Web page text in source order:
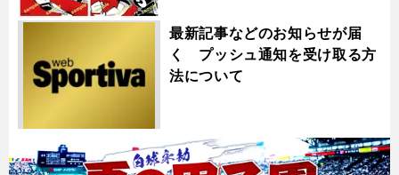
最新記事などのお知らせが届
く プッシュ通知を受け取る方
法について